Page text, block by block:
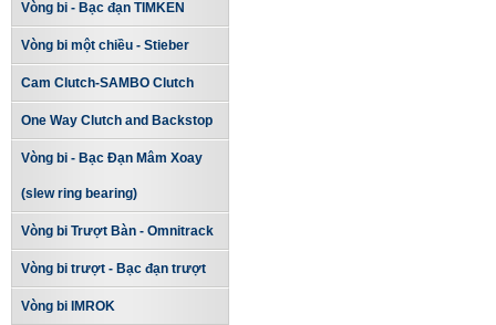
Vòng bi - Bạc đạn TIMKEN
Vòng bi một chiều - Stieber
Cam Clutch-SAMBO Clutch
One Way Clutch and Backstop
Vòng bi - Bạc Đạn Mâm Xoay
(slew ring bearing)
Vòng bi Trượt Bàn - Omnitrack
Vòng bi trượt - Bạc đạn trượt
Vòng bi IMROK